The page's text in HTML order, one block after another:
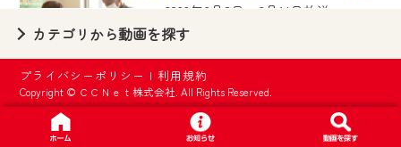
2026年6月8日～6月14日放送
テーマ：東郷町のトピックス
再生時間：00:02:57
登録日：2026/06/18
【日進】手作りの温かみ感じる 第４３回日進市手工芸連盟展
2026年6月8日～6月14日放送
カテゴリから動画を探す
プライバシーポリシー |利用規約
Copyright © ＣＣＮｅｔ株式会社. All Rights Reserved.
要となります。
※MyIDとは、CCNet Web TVを含むCCNetの
各種サービスをご利用頂くためのIDです。
IDはお客様が使っているメールアドレス
で設定できます。